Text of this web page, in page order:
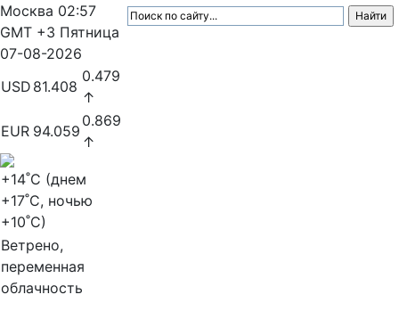
Москва 02:57
GMT +3 Пятница
07-08-2026
USD 81.408
0.479
↑
EUR 94.059
0.869
↑
+14˚C (днем
+17˚C, ночью
+10˚C)
Ветрено,
переменная
облачность